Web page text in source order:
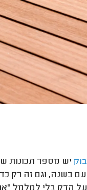
יש מספר תכונות
בשנה, וגם זה רק